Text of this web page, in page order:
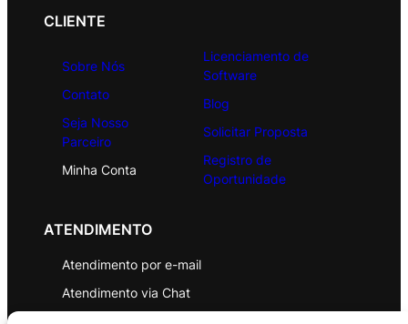
CLIENTE
Sobre Nós
Contato
Seja Nosso
Parceiro
Minha Conta
Licenciamento de
Software
Blog
Solicitar Proposta
Registro de
Oportunidade
ATENDIMENTO
Atendimento por e-mail
Atendimento via Chat